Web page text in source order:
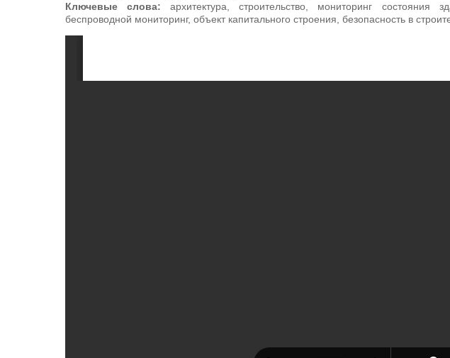
Ключевые слова: архитектура, строительство, мониторинг состояния
беспроводной мониторинг, объект капитального строения, безопасность в